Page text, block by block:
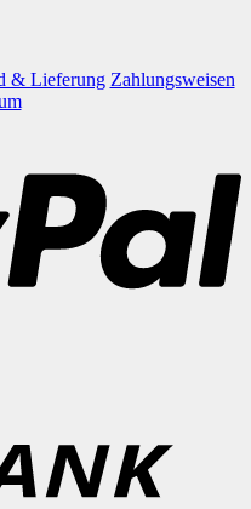
& Lieferung Zahlungsweisen